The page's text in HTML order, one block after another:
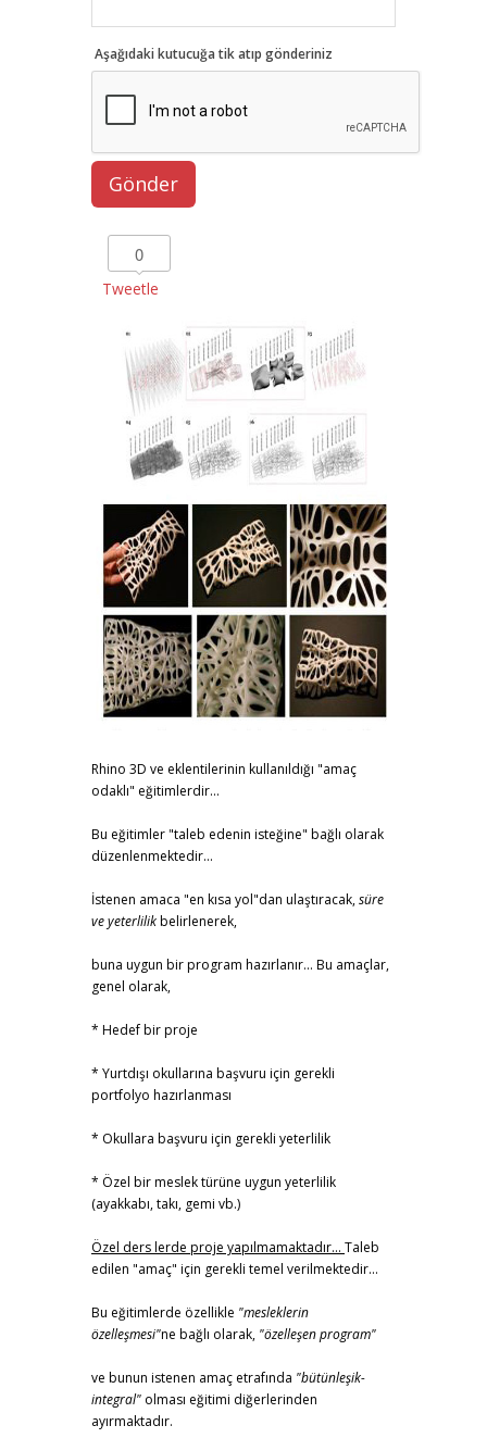
Aşağıdaki kutucuğa tik atıp gönderiniz
0
Tweetle
Rhino 3D ve eklentilerinin kullanıldığı "amaç
odaklı" eğitimlerdir...
Bu eğitimler "taleb edenin isteğine" bağlı olarak
düzenlenmektedir...
İstenen amaca "en kısa yol"dan ulaştıracak,süre
ve yeterlilikbelirlenerek,
buna uygun bir program hazırlanır... Bu amaçlar,
genel olarak,
* Hedef bir proje
* Yurtdışı okullarına başvuru için gerekli
portfolyo hazırlanması
* Okullara başvuru için gerekli yeterlilik
* Özel bir meslek türüne uygun yeterlilik
(ayakkabı, takı, gemi vb.)
Özel ders lerde proje yapılmamaktadır... Taleb
edilen "amaç" için gerekli temel verilmektedir...
Bu eğitimlerde özellikle "mesleklerin
özelleşmesi"ne bağlı olarak, "özelleşen program"
ve bunun istenen amaç etrafında "bütünleşik-
integral" olması eğitimi diğerlerinden
ayırmaktadır.